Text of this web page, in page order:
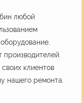
любой
производителей.
клиентов
нашего ремонта.